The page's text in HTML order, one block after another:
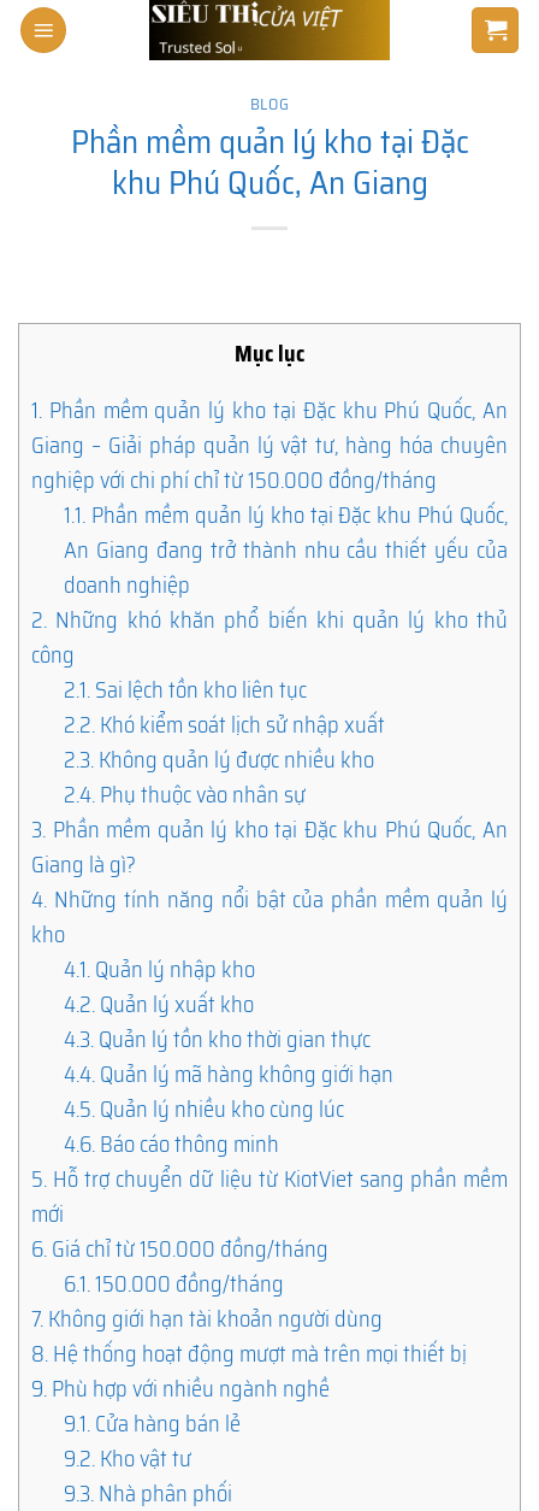
Skip
BLOG
Phần mềm quản lý kho tại Đặc
khu Phú Quốc, An Giang
Mục lục
1. Phần mềm quản lý kho tại Đặc khu Phú Quốc, An
Giang – Giải pháp quản lý vật tư, hàng hóa chuyên
nghiệp với chi phí chỉ từ 150.000 đồng/tháng
1.1. Phần mềm quản lý kho tại Đặc khu Phú Quốc,
An Giang đang trở thành nhu cầu thiết yếu của
doanh nghiệp
2. Những khó khăn phổ biến khi quản lý kho thủ
công
2.1.Sai lệch tồn kho liên tục
2.2.Khó kiểm soát lịch sử nhập xuất
2.3.Không quản lý được nhiều kho
2.4.Phụ thuộc vào nhân sự
3. Phần mềm quản lý kho tại Đặc khu Phú Quốc, An
Giang là gì?
4. Những tính năng nổi bật của phần mềm quản lý
kho
4.1.Quản lý nhập kho
4.2.Quản lý xuất kho
4.3.Quản lý tồn kho thời gian thực
4.4.Quản lý mã hàng không giới hạn
4.5.Quản lý nhiều kho cùng lúc
4.6.Báo cáo thông minh
5. Hỗ trợ chuyển dữ liệu từ KiotViet sang phần mềm
mới
6.Giá chỉ từ 150.000 đồng/tháng
6.1.150.000 đồng/tháng
7.Không giới hạn tài khoản người dùng
8.Hệ thống hoạt động mượt mà trên mọi thiết bị
9.Phù hợp với nhiều ngành nghề
9.1.Cửa hàng bán lẻ
9.2.Kho vật tư
9.3.Nhà phân phối